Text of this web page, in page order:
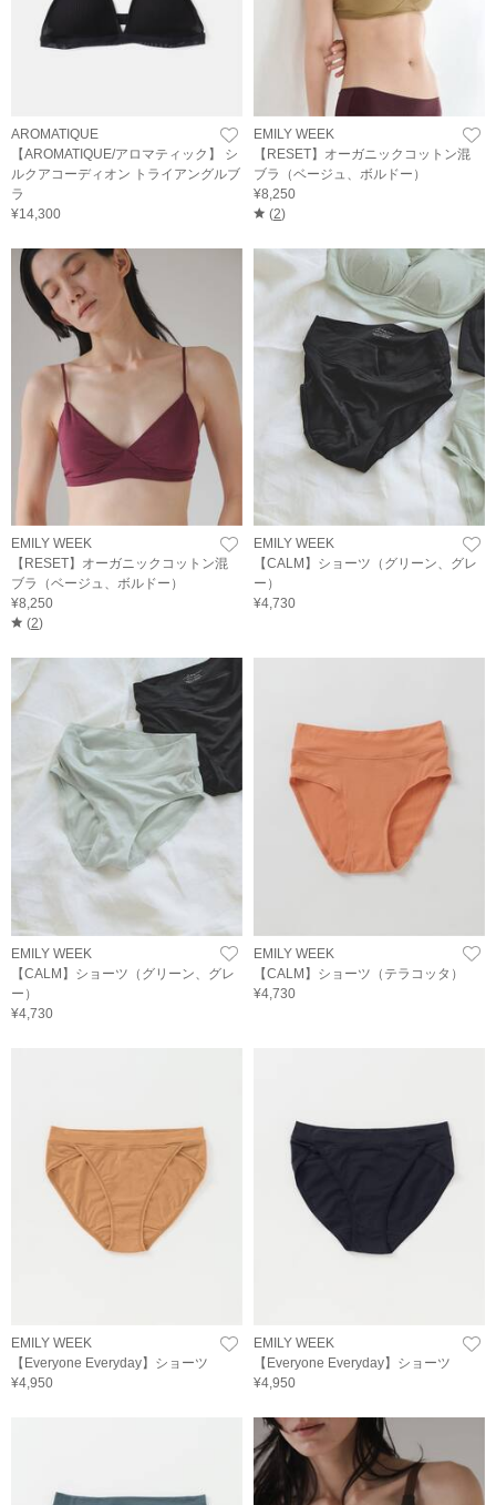
AROMATIQUE
【AROMATIQUE/アロマティック】 シ
ルクアコーディオン トライアングルブ
ラ
¥14,300
EMILY WEEK
【RESET】オーガニックコットン混
ブラ（ベージュ、ボルドー）
¥8,250
(2)
EMILY WEEK
【RESET】オーガニックコットン混
ブラ（ベージュ、ボルドー）
¥8,250
(2)
EMILY WEEK
【CALM】ショーツ（グリーン、グレ
ー）
¥4,730
EMILY WEEK
【CALM】ショーツ（グリーン、グレ
ー）
¥4,730
EMILY WEEK
【CALM】ショーツ（テラコッタ）
¥4,730
EMILY WEEK
【Everyone Everyday】ショーツ
¥4,950
EMILY WEEK
【Everyone Everyday】ショーツ
¥4,950